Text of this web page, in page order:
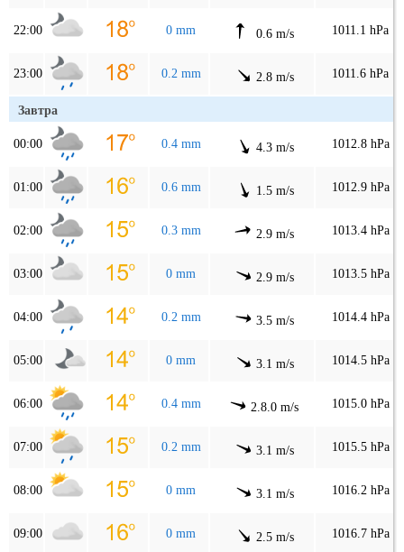
22:00 0 mm 0.6 m/s 1011.1 hPa
23:00 0.2 mm 2.8 m/s 1011.6 hPa
Завтра
00:00 0.4 mm 4.3 m/s 1012.8 hPa
01:00 0.6 mm 1.5 m/s 1012.9 hPa
02:00 0.3 mm 2.9 m/s 1013.4 hPa
03:00 0 mm 2.9 m/s 1013.5 hPa
04:00 0.2 mm 3.5 m/s 1014.4 hPa
05:00 0 mm 3.1 m/s 1014.5 hPa
06:00 0.4 mm 2.8.0 m/s 1015.0 hPa
07:00 0.2 mm 3.1 m/s 1015.5 hPa
08:00 0 mm 3.1 m/s 1016.2 hPa
09:00 0 mm 2.5 m/s 1016.7 hPa